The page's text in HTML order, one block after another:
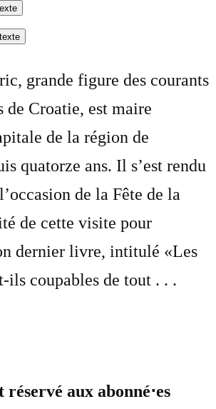
grande figure des courants
de Croatie, est maire
de la région de
quatorze ans. Il s’est rendu
de la Fête de la
de cette visite pour
dernier livre, intitulé «Les
ils coupables de tout . . .
aux abonné⋅es